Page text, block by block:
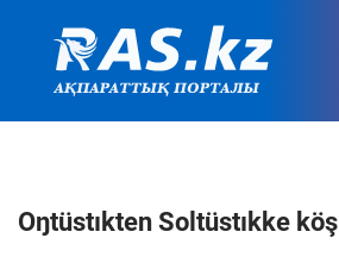
Oŋtüstıkten Soltüstıkke köş